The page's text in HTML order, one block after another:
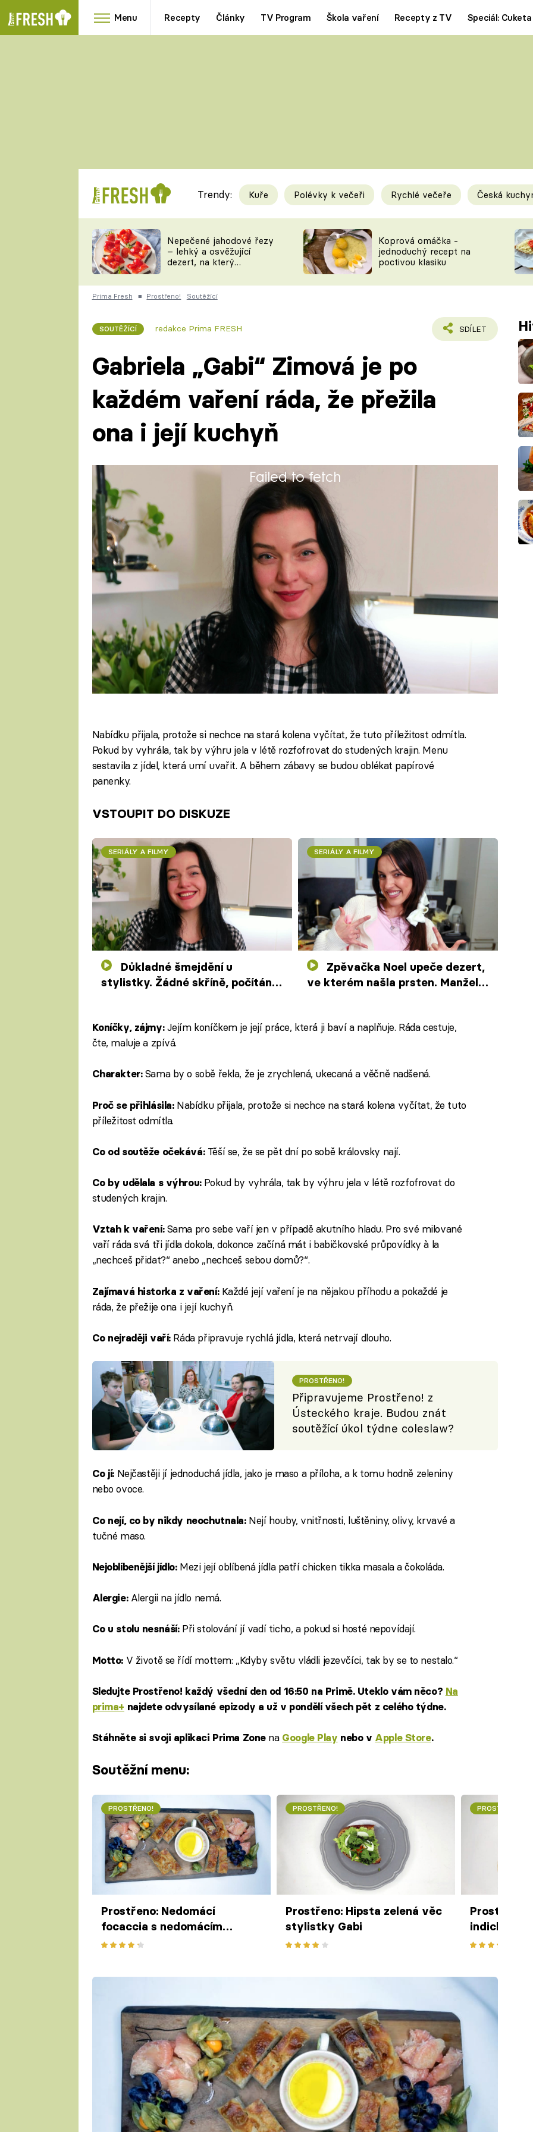
Menu Recepty Články TV Program Škola vaření Recepty z TV Speciál: Cuketa
RYCHLOVKY
Videorecepty
TEĎ VAŘÍ ŠÉF!
ČESKO NA TALÍŘI
KUCHAŘKA
Tipy a triky
KAM ZA JÍDLEM
VYCHYTÁVKY
ČASOPIS
Trendy: Kuře Polévky k večeři Rychlé večeře Česká
Nepečené jahodové řezy
– lehký a osvěžující
dezert, na který
Koprová omáčka -
jednoduchý recept na
poctivou klasiku
Prima Fresh ■ Prostřeno! Soutěžící
SOUTĚŽÍCÍ redakce Prima FRESH SDÍLET
Gabriela „Gabi“ Zimová je po
každém vaření ráda, že přežila
ona i její kuchyň
Failed to fetch
Gabi dělá módní stylistku a mentorku efektivního šatníku. Žije sama
v holčičím bytě se svým jezevčíkem Hagridem, spoustou bot a
rtěnek.
Nabídku přijala, protože si nechce na stará kolena vyčítat, že tuto příležitost odmítla.
Pokud by vyhrála, tak by výhru jela v létě rozfofrovat do studených krajin. Menu
sestavila z jídel, která umí uvařit. A během zábavy se budou oblékat papírové
panenky.
VSTOUPIT DO DISKUZE
SERIÁLY A FILMY
stylistky. Žádné skříně, počítání
SERIÁLY A FILMY
ve kterém našla prsten. Manžela
Koníčky, zájmy:Jejím koníčkem je její práce, která ji baví a naplňuje. Ráda cestuje,
čte, maluje a zpívá.
Charakter:Sama by o sobě řekla, že je zrychlená, ukecaná a věčně nadšená.
Proč se přihlásila:Nabídku přijala, protože si nechce na stará kolena vyčítat, že tuto
příležitost odmítla.
Co od soutěže očekává:Těší se, že se pět dní po sobě královsky nají.
Co by udělala s výhrou:Pokud by vyhrála, tak by výhru jela v létě rozfofrovat do
studených krajin.
Vztah k vaření:Sama pro sebe vaří jen v případě akutního hladu. Pro své milované
vaří ráda svá tři jídla dokola, dokonce začíná mát i babičkovské průpovídky à la
„nechceš přidat?“ anebo „nechceš sebou domů?“.
Zajímavá historka z vaření:Každé její vaření je na nějakou příhodu a pokaždé je
ráda, že přežije ona i její kuchyň.
Co nejraději vaří:Ráda připravuje rychlá jídla, která netrvají dlouho.
PROSTŘENO!
Připravujeme Prostřeno! z
Ústeckého kraje. Budou znát
soutěžící úkol týdne coleslaw?
Co jí:Nejčastěji jí jednoduchá jídla, jako je maso a příloha, a k tomu hodně zeleniny
nebo ovoce.
Co nejí, co by nikdy neochutnala:Nejí houby, vnitřnosti, luštěniny, olivy, krvavé a
tučné maso.
Nejoblíbenější jídlo:Mezi její oblíbená jídla patří chicken tikka masala a čokoláda.
Alergie:Alergii na jídlo nemá.
Co u stolu nesnáší:Při stolování jí vadí ticho, a pokud si hosté nepovídají.
Motto:V životě se řídí mottem: „Kdyby světu vládli jezevčíci, tak by se to nestalo.“
Sledujte Prostřeno! každý všední den od 16:50 na Primě. Uteklo vám něco? Na
prima+ najdete odvysílané epizody a už v pondělí všech pět z celého týdne.
Stáhněte si svoji aplikaci Prima Zone na Google Play nebo v Apple Store.
Soutěžní menu:
PROSTŘENO!
Prostřeno: Nedomácí
focaccia s nedomácím
olivovým olejem a
PROSTŘENO!
Prostřeno: Hipsta zelená věc
stylistky Gabi
PROSTŘENO!
Prostřeno:
indické
mangové